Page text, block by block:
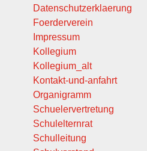
Datenschutzerklaerung
Foerderverein
Impressum
Kollegium
Kollegium_alt
Kontakt-und-anfahrt
Organigramm
Schuelervertretung
Schulelternrat
Schulleitung